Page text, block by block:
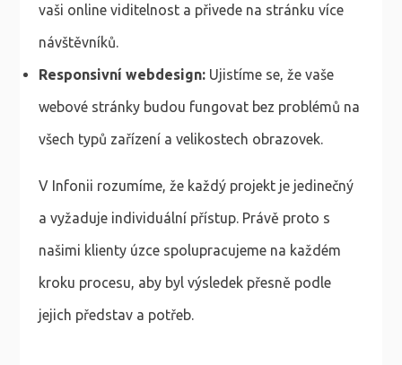
vaši online viditelnost a přivede na stránku více
návštěvníků.
Responsivní webdesign:Ujistíme se, že vaše
webové stránky budou fungovat bez problémů na
všech typů zařízení a velikostech obrazovek.
V Infonii rozumíme, že každý projekt je jedinečný
a vyžaduje individuální přístup. Právě proto s
našimi klienty úzce spolupracujeme na každém
kroku procesu, aby byl výsledek přesně podle
jejich představ a potřeb.